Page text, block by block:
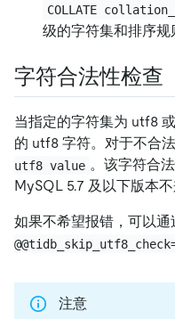
COLLATE
级的字符集和排序规
字符合法性检查
当指定的字符集为 utf8
的 utf8 字符。对于不合
utf8 value 。该字符合
MySQL 5.7 及以下版本不
如果不希望报错，可以通
注意